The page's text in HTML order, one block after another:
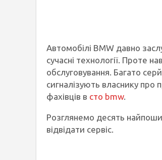
Автомобілі BMW давно
сучасні технології. Проте
обслуговування. Багато
сигналізують власнику про
фахівців в сто bmw.
Розглянемо десять
відвідати сервіс.